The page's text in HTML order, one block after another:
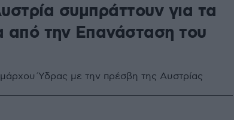
συμπράττουν για τα
από την Επανάσταση του
Ύδρας με την πρέσβη της Αυστρίας